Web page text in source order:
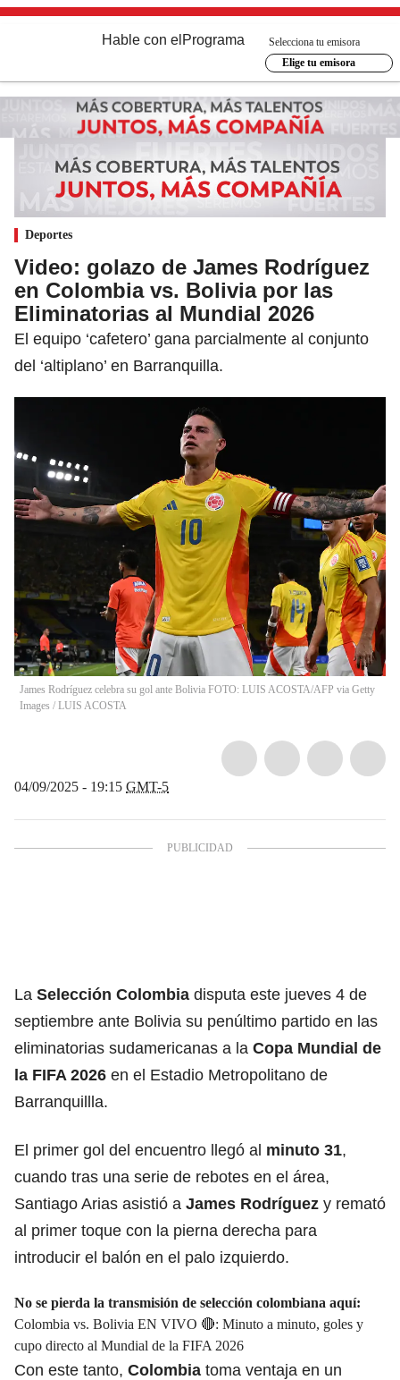
Hable con el Programa
Selecciona tu emisora
Elige tu emisora
Deportes
Video: golazo de James Rodríguez
en Colombia vs. Bolivia por las
Eliminatorias al Mundial 2026
El equipo ‘cafetero’ gana parcialmente al conjunto
del ‘altiplano’ en Barranquilla.
James Rodríguez celebra su gol ante Bolivia FOTO: LUIS ACOSTA/AFP via Getty
Images / LUIS ACOSTA
04/09/2025 - 19:15 GMT-5
La Selección Colombia disputa este jueves 4 de
septiembre ante Bolivia su penúltimo partido en las
eliminatorias sudamericanas a la Copa Mundial de
la FIFA 2026 en el Estadio Metropolitano de
Barranquillla.
El primer gol del encuentro llegó al minuto 31,
cuando tras una serie de rebotes en el área,
Santiago Arias asistió a James Rodríguez y remató
al primer toque con la pierna derecha para
introducir el balón en el palo izquierdo.
No se pierda la transmisión de selección colombiana aquí:
Colombia vs. Bolivia EN VIVO 🔴: Minuto a minuto, goles y
cupo directo al Mundial de la FIFA 2026
Con este tanto, Colombia toma ventaja en un